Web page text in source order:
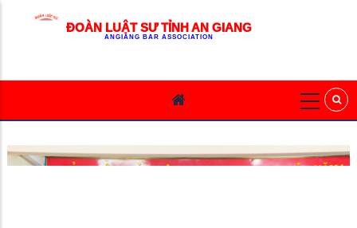
ĐOÀN LUẬT SƯ TỈNH AN GIANG
ANGIANG BAR ASSOCIATION